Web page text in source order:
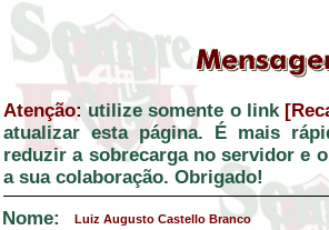
Atenção: utilize somente o link
atualizar esta página. É mais
reduzir a sobrecarga no servidor e
a sua colaboração. Obrigado!
Nome:
Luiz Augusto Castello Branco